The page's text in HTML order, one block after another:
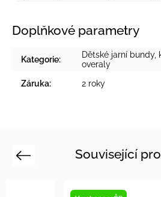
Doplňkové parametry
Kategorie:
Dětské jarní bundy,
overaly
Záruka: 2 roky
Související
Previous